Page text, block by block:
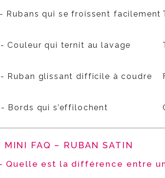
Rubans qui se froissent facilement
Couleur qui ternit au lavage
Ruban glissant difficile à coudre
Bords qui s’effilochent
MINI FAQ – RUBAN SATIN
Quelle est la différence entre